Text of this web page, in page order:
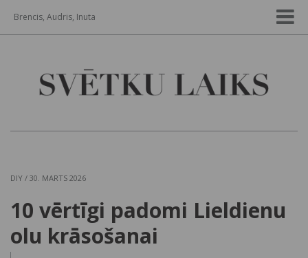
Brencis, Audris, Inuta
DIY / 30. MARTS 2026
10 vērtīgi padomi Lieldienu
olu krāsošanai